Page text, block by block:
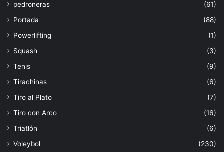
pedroneras
(61)
Portada
(88)
Powerlifting
(1)
Squash
(3)
Tenis
(9)
Tirachinas
(6)
Tiro al Plato
(7)
Tiro con Arco
(16)
Triatlón
(6)
Voleybol
(230)